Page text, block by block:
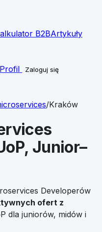
B2BArtykuły
Profil Zaloguj się
/Kraków
Junior–
Developerów
ofert z
dla juniorów, midów i